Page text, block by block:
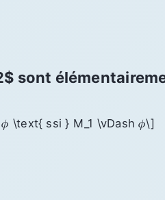
sont
\text{ ssi } M_1 \vDash 𝜙\]